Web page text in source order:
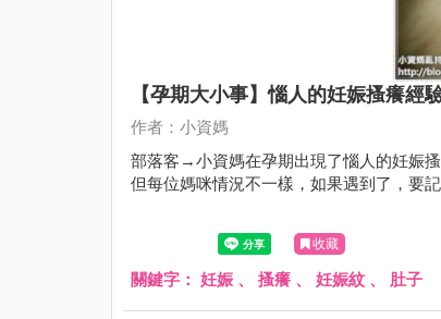
【孕期大小事】惱人的妊娠搔癢經
作者：小資媽
部落客→小資媽在孕期出現了惱人的妊娠搔癢 如果有相同情況的媽咪還請不要擔心，這情況並不會造成
但每位媽咪情況不一樣，如果遇到了，要
收藏
關鍵字： 妊娠 、 搔癢 、 妊娠紋 、 肚子